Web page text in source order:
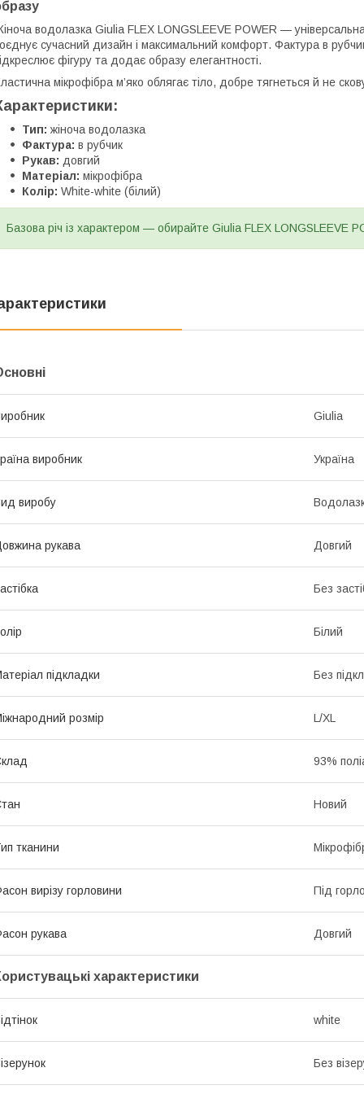
водолазка Giulia FLEX LONGSLEEVE POWER —
сучасний дизайн і максимальний комфорт. Фактура в
фігуру та додає образу елегантності.
мікрофібра м’яко облягає тіло, добре тягнеться й не
Тип: жіноча водолазка
Фактура: в рубчик
Рукав: довгий
Матеріал: мікрофібра
Колір: White-white (білий)
Базова річ із характером — обирайте Giulia FLEX LONGSLEEVE
Giulia
виробник Україна
виробу
рукава Довгий
Без
Білий
підкладки Без
розмір L/XL
93%
Новий
тканини
вирізу горловини Під горло
рукава Довгий
характеристики
white
Без